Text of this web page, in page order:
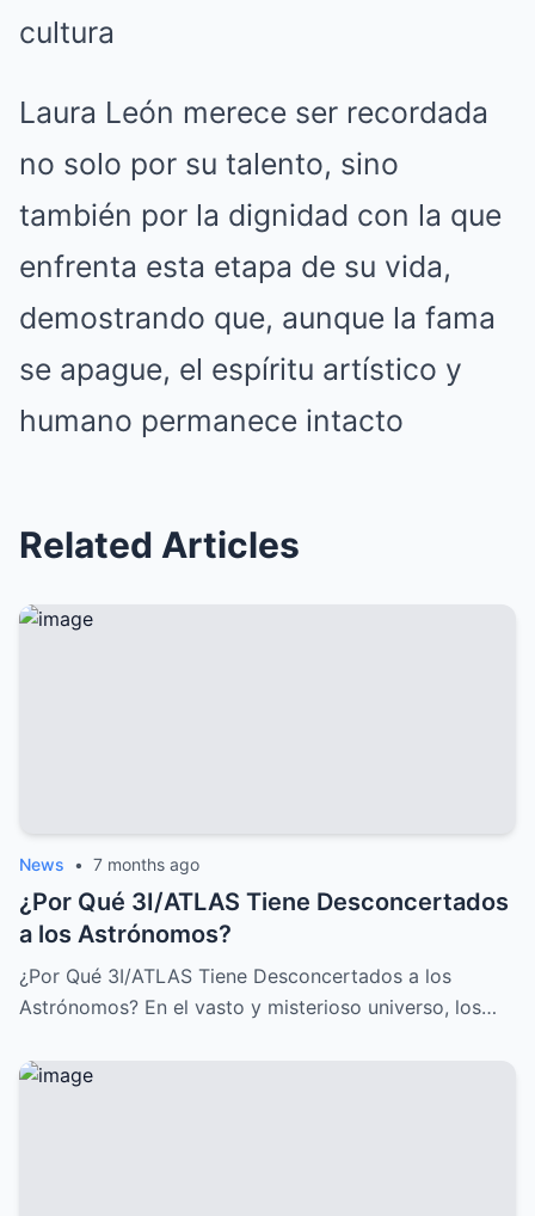
cultura
Laura León merece ser recordada
no solo por su talento, sino
también por la dignidad con la que
enfrenta esta etapa de su vida,
demostrando que, aunque la fama
se apague, el espíritu artístico y
humano permanece intacto
Related Articles
News • 7 months ago
¿Por Qué 3I/ATLAS Tiene Desconcertados
a los Astrónomos?
¿Por Qué 3I/ATLAS Tiene Desconcertados a los
Astrónomos? En el vasto y misterioso universo, los…